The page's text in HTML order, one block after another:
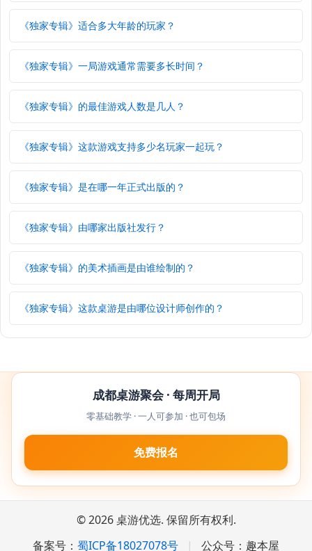
《独家专辑》适合多大年龄的玩家？
《独家专辑》一局游戏通常需要多长时间？
《独家专辑》的最佳游戏人数是几人？
《独家专辑》这款游戏支持多少名玩家一起玩？
《独家专辑》是在哪一年正式出版的？
《独家专辑》由哪家出版社发行？
《独家专辑》的美术插画是由谁绘制的？
《独家专辑》这款桌游是由哪位设计师创作的？
成都桌游聚会 · 每周开局
零基础教学 · 一人可参加 · 也可包场
免费报名
© 2026 桌游优选. 保留所有权利.
备案号： 蜀ICP备18027078号 | 公众号：趣本屋